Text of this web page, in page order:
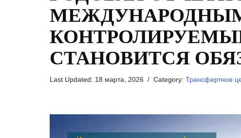
СТАНОВИТСЯ
Last Updated: 18 марта, 2026 Category: Трансфертное